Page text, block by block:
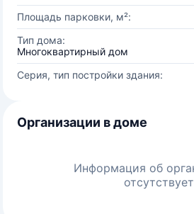
Площадь парковки, м²:
Тип дома:
Многоквартирный дом
Серия, тип постройки здания:
Организации в доме
Информация об
отсутствует